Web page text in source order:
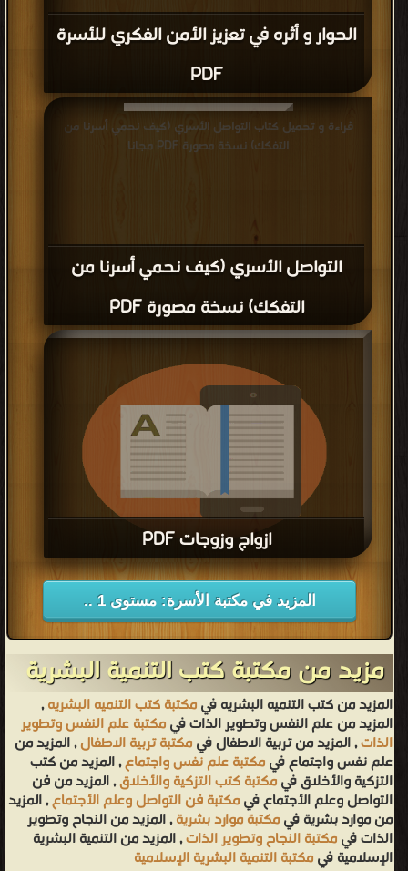
الحوار و أثره في تعزيز الأمن الفكري للأسرة
PDF
التواصل الأسري (كيف نحمي أسرنا من
التفكك) نسخة مصورة PDF
قراءة و تحميل كتاب التواصل الأسري (كيف نحمي أسرنا من
التفكك) نسخة مصورة PDF مجانا
ازواج وزوجات PDF
قراءة و تحميل كتاب ازواج وزوجات PDF مجانا
المزيد في مكتبة الأسرة: مستوى 1 ..
مزيد من مكتبة كتب التنمية البشرية
المزيد من كتب التنميه البشريه فيمكتبة كتب التنميه البشريه,
المزيد من علم النفس وتطوير الذات فيمكتبة علم النفس وتطوير
الذات, المزيد من تربية الاطفال فيمكتبة تربية الاطفال, المزيد من
علم نفس واجتماع فيمكتبة علم نفس واجتماع, المزيد من كتب
التزكية والأخلاق فيمكتبة كتب التزكية والأخلاق, المزيد من فن
التواصل وعلم الأجتماع فيمكتبة فن التواصل وعلم الأجتماع, المزيد
من موارد بشرية فيمكتبة موارد بشرية, المزيد من النجاح وتطوير
الذات فيمكتبة النجاح وتطوير الذات, المزيد من التنمية البشرية
الإسلامية فيمكتبة التنمية البشرية الإسلامية